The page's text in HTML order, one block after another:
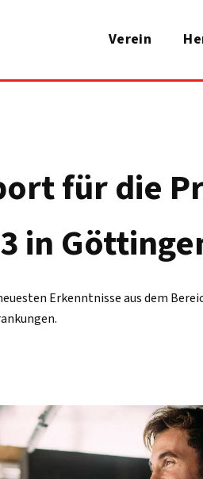
Verein
für die
in
Erkenntnisse aus dem